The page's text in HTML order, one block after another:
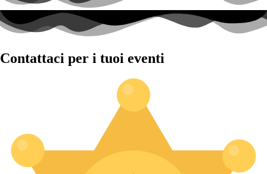
Contattaci per i tuoi eventi